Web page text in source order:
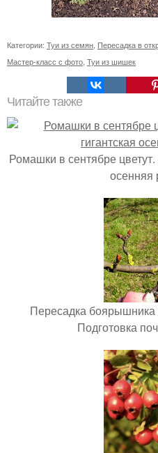
Категории: Туи из семян Пересадка в
Мастер-класс с фото Туи из шишек
Читайте также
Ромашки в сентябре
Пересадка
Подготовка